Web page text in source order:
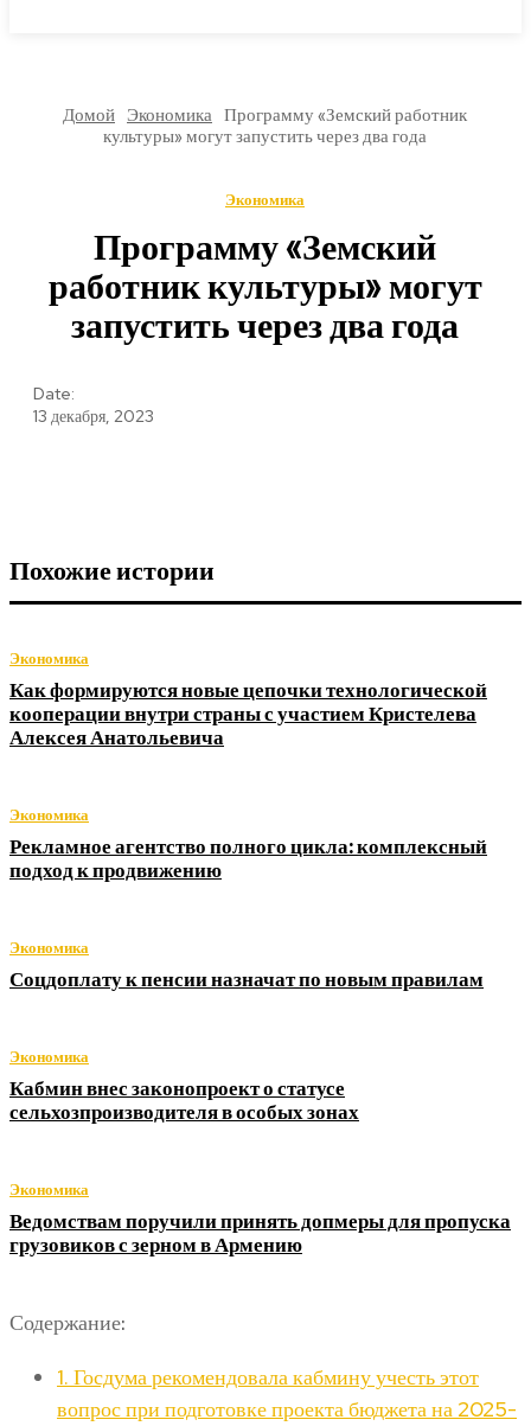
Домой Экономика Программу «Земский работник
культуры» могут запустить через два года
Экономика
Программу «Земский
работник культуры» могут
запустить через два года
Date:
13 декабря, 2023
Похожие истории
Экономика
Как формируются новые цепочки технологической
кооперации внутри страны с участием Кристелева
Алексея Анатольевича
Экономика
Рекламное агентство полного цикла: комплексный
подход к продвижению
Экономика
Соцдоплату к пенсии назначат по новым правилам
Экономика
Кабмин внес законопроект о статусе
сельхозпроизводителя в особых зонах
Экономика
Ведомствам поручили принять допмеры для пропуска
грузовиков с зерном в Армению
Содержание:
1. Госдума рекомендовала кабмину учесть этот
вопрос при подготовке проекта бюджета на 2025-